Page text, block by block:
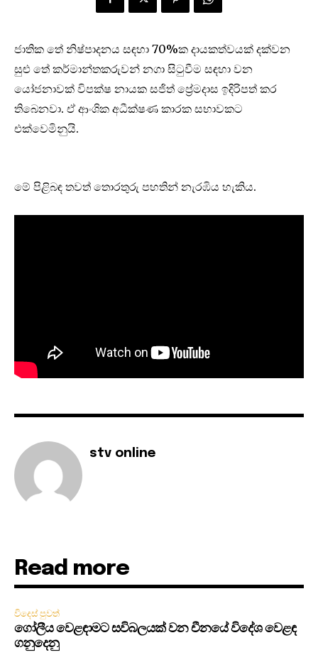
ජාතික තේ නිෂ්පාදනය සඳහා 70%ක දායකත්වයක් දක්වන
සුළු තේ කර්මාන්තකරුවන් නගා සිටුවීම සඳහා වන
යෝජනාවක් විපක්ෂ නායක සජිත් ප්‍රේමදාස ඉදිරිපත් කර
තිබෙනවා. ඒ ආංශික අධීක්ෂණ කාරක සභාවකට
එක්වෙමිනුයි.
මේ පිළිබඳ තවත් තොරතුරු පහතින් නැරඹිය හැකිය.
stv online
Read more
විදෙස් පුවත්
ගෝලීය වෙළඳාමට සවිබලයක් වන චීනයේ විදේශ වෙළඳ
ගනුදෙනු